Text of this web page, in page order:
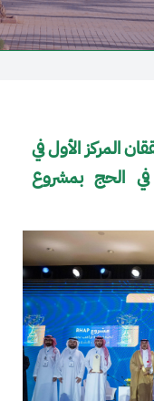
المركز الأول في
الحج بمشروع